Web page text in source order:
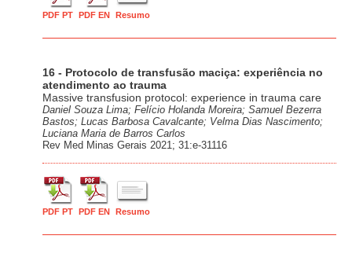
PDF PT PDF EN Resumo
16 - Protocolo de transfusão maciça: experiência no
atendimento ao trauma
Massive transfusion protocol: experience in trauma care
Daniel Souza Lima; Felício Holanda Moreira; Samuel Bezerra
Bastos; Lucas Barbosa Cavalcante; Velma Dias Nascimento;
Luciana Maria de Barros Carlos
Rev Med Minas Gerais 2021; 31:e-31116
PDF PT PDF EN Resumo